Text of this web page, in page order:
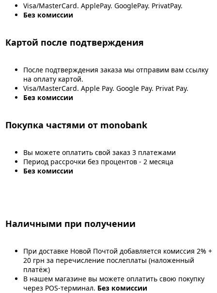
Visa/MasterCard. ApplePay. GooglePay. PrivatPay.
Без комиссии
Картой после подтверждения
После подтверждения заказа мы отправим вам ссылку
на оплату картой.
Visa/MasterCard. Apple Pay. Google Pay. Privat Pay.
Без комиссии
Покупка частями от monobank
Вы можете оплатить свой заказ 3 платежами
Период рассрочки без процентов - 2 месяца
Без комиссии
Наличными при получении
При доставке Новой Почтой добавляется комиссия 2% +
20 грн за перечисление послеплаты (наложенный
платёж)
В нашем магазине вы можете оплатить свою покупку
через POS-терминал. Без комиссии